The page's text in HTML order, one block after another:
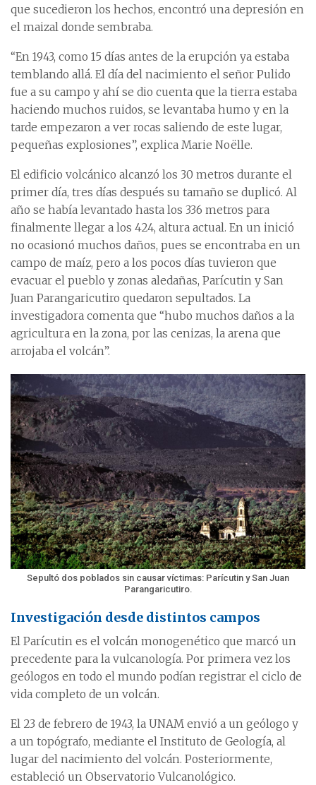
que sucedieron los hechos, encontró una depresión en
el maizal donde sembraba.
“En 1943, como 15 días antes de la erupción ya estaba
temblando allá. El día del nacimiento el señor Pulido
fue a su campo y ahí se dio cuenta que la tierra estaba
haciendo muchos ruidos, se levantaba humo y en la
tarde empezaron a ver rocas saliendo de este lugar,
pequeñas explosiones”, explica Marie Noëlle.
El edificio volcánico alcanzó los 30 metros durante el
primer día, tres días después su tamaño se duplicó. Al
año se había levantado hasta los 336 metros para
finalmente llegar a los 424, altura actual. En un inició
no ocasionó muchos daños, pues se encontraba en un
campo de maíz, pero a los pocos días tuvieron que
evacuar el pueblo y zonas aledañas, Parícutin y San
Juan Parangaricutiro quedaron sepultados. La
investigadora comenta que “hubo muchos daños a la
agricultura en la zona, por las cenizas, la arena que
arrojaba el volcán”.
Sepultó dos poblados sin causar víctimas: Parícutin y San Juan
Parangaricutiro.
Investigación desde distintos campos
El Parícutin es el volcán monogenético que marcó un
precedente para la vulcanología. Por primera vez los
geólogos en todo el mundo podían registrar el ciclo de
vida completo de un volcán.
El 23 de febrero de 1943, la UNAM envió a un geólogo y
a un topógrafo, mediante el Instituto de Geología, al
lugar del nacimiento del volcán. Posteriormente,
estableció un Observatorio Vulcanológico.